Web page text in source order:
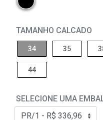
TAMANHO CALCADO
34 35
44
SELECIONE UMA